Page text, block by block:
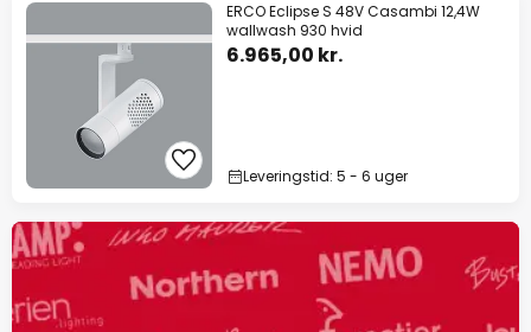
ERCO Eclipse S 48V Casambi 12,4W
wallwash 930 hvid
6.965,00 kr.
Leveringstid: 5 - 6 uger